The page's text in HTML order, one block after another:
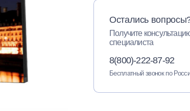
Остались
Получите
специалиста
8(800)-222-87-92
Бесплатный звонок по